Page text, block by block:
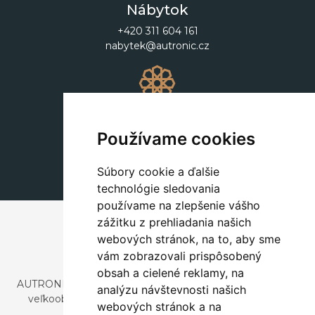
Používame cookies
Súbory cookie a ďalšie
technológie sledovania
používame na zlepšenie vášho
zážitku z prehliadania našich
webových stránok, na to, aby sme
vám zobrazovali prispôsobený
obsah a cielené reklamy, na
analýzu návštevnosti našich
webových stránok a na
Nábytok
+420 311 604 161
nabytek@autronic.cz
+420 311 604 182
dekorace@autronic.cz
AUTRONIC, s.r.o. je spoločnosť zaoberajúca sa dovozom a
veľkoobchodným predajom dizajnového aj štýlového